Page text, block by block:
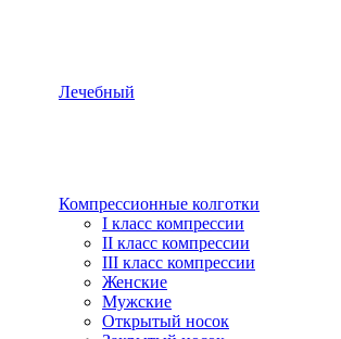
Лечебный
Компрессионные колготки
I класс компрессии
II класс компрессии
III класс компрессии
Женские
Мужские
Открытый носок